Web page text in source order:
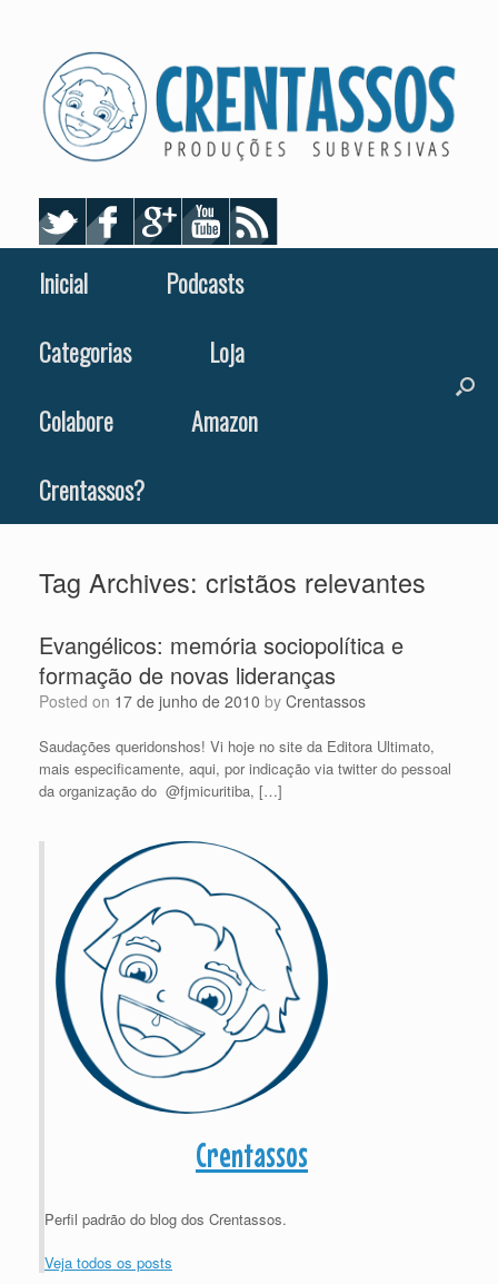
Inicial
Podcasts
Categorias
Loja
Colabore
Amazon
Crentassos?
Tag Archives: cristãos relevantes
Evangélicos: memória sociopolítica e
formação de novas lideranças
Posted on 17 de junho de 2010 by Crentassos
Saudações queridonshos! Vi hoje no site da Editora Ultimato,
mais especificamente, aqui, por indicação via twitter do pessoal
da organização do @fjmicuritiba, […]
Crentassos
Perfil padrão do blog dos Crentassos.
Veja todos os posts